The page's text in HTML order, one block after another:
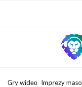
Gry wideo Imprezy